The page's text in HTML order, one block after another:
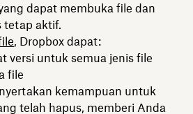
dapat membuka file dan
tetap aktif.
, Dropbox dapat:
versi untuk semua jenis file
file
kemampuan untuk
telah hapus, memberi Anda